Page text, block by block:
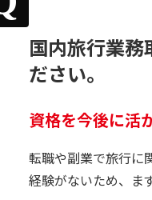
国内旅行業務
ださい。
資格を今後に活
転職や副業で旅行に
経験がないため、ま